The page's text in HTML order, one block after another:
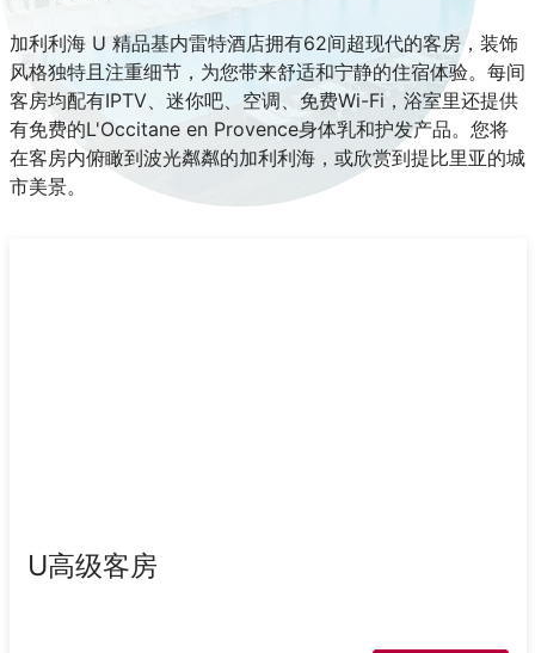
加利利海 U 精品基内雷特酒店拥有62间超现代的客房，装饰
风格独特且注重细节，为您带来舒适和宁静的住宿体验。每间
客房均配有IPTV、迷你吧、空调、免费Wi-Fi，浴室里还提供
有免费的L'Occitane en Provence身体乳和护发产品。您将
在客房内俯瞰到波光粼粼的加利利海，或欣赏到提比里亚的城
市美景。
U高级客房